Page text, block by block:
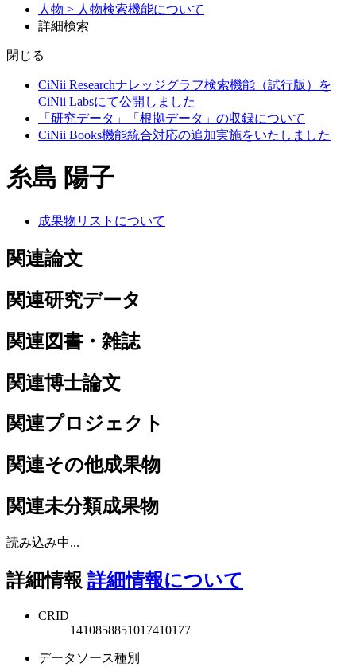
人物 > 人物検索機能について
詳細検索
閉じる
CiNii Researchナレッジグラフ検索機能（試行版）を
CiNii Labsにて公開しました
「研究データ」「根拠データ」の収録について
CiNii Books機能統合対応の追加実施をいたしました
糸島 陽子
成果物リストについて
関連論文
関連研究データ
関連図書・雑誌
関連博士論文
関連プロジェクト
関連その他成果物
関連未分類成果物
読み込み中...
詳細情報 詳細情報について
CRID
1410858851017410177
データソース種別